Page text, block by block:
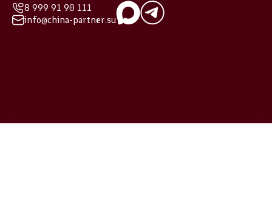
8 999 91 90 111
info@china-partner.su